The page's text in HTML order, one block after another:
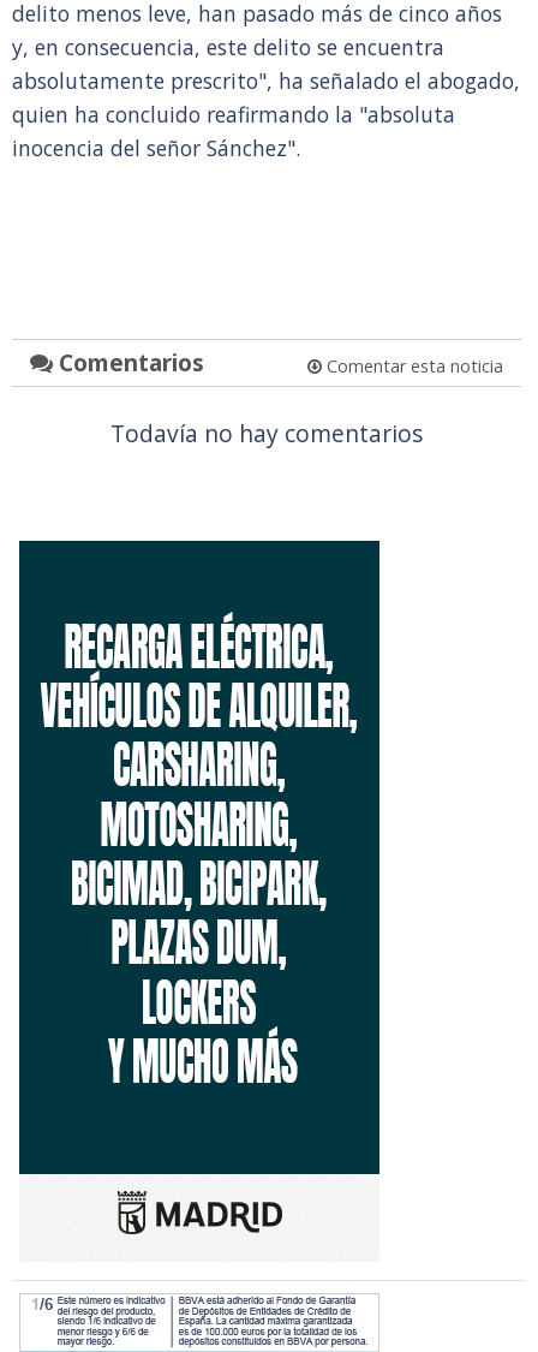
delito menos leve, han pasado más de cinco años
y, en consecuencia, este delito se encuentra
absolutamente prescrito", ha señalado el abogado,
quien ha concluido reafirmando la "absoluta
inocencia del señor Sánchez".
Comentarios Comentar esta noticia
Todavía no hay comentarios